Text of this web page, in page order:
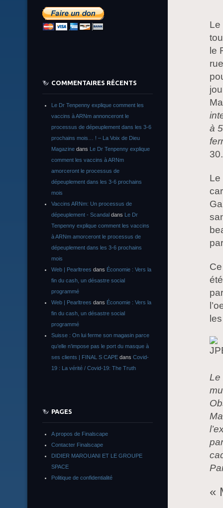
Le
le
à
Le
Le
«
COMMENTAIRES RÉCENTS
Le Dr Tenpenny explique comment les
vaccins à ARNm annonceront le
processus de dépeuplement dans les 3-6
prochains mois… ! – La Voix de Dieu
Magazine dans Le Dr Tenpenny explique
comment les vaccins à ARNm
amorceront le processus de
dépeuplement dans les 3-6 prochains
mois
Vaccins ARNm: Un processus de
dépeuplement - Scandal dans Le Dr
Tenpenny explique comment les vaccins
à ARNm amorceront le processus de
dépeuplement dans les 3-6 prochains
mois
Web | Pearltrees dans Économie : Vers la
fin du cash, un désastre social
programmé
Web | Pearltrees dans Économie : Vers la
fin du cash, un désastre social
programmé
Suisse : On lui ferme son magasin parce
qu’elle n’impose pas le port du masque à
ses clients | FINAL S CAPE dans Covid-
19 : La vérité / Covid-19: The Truth
PAGES
A propos de Finalscape
Contacter Finalscape
DIDIER MAROUANI ET LE GROUPE
SPACE
Politique de confidentialité